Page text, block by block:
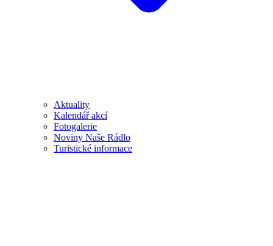
Aktuality
Kalendář akcí
Fotogalerie
Noviny Naše Rádlo
Turistické informace